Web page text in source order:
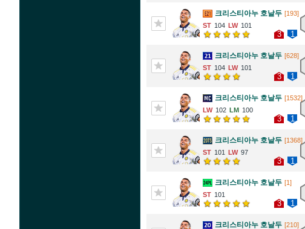
크리스티아누 호날두 [193]
104
101
3 1
크리스티아누 호날두 [628]
104
101
3 1
크리스티아누 호날두 [1532]
102
100
3 1
크리스티아누 호날두 [1368]
101
97
3 1
크리스티아누 호날두 [1]
101
3 1
크리스티아누 호날두 [210]